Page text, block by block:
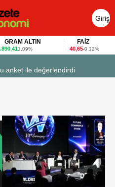
Giriş
Yap
ALTIN
1,09% 40,65-0,12%
anket ile değerlendirdi